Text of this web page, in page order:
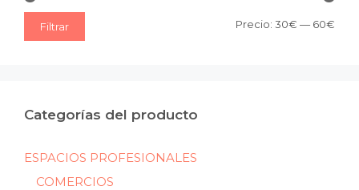
Filtrar Precio: 30€ — 60€
Categorías del producto
ESPACIOS PROFESIONALES
COMERCIOS